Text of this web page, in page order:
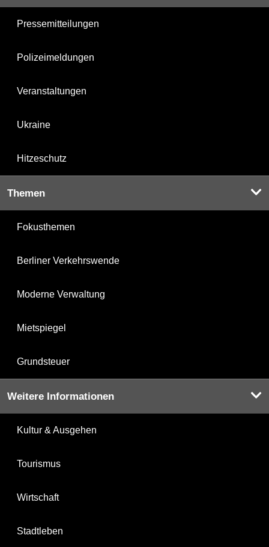
Pressemitteilungen
Polizeimeldungen
Veranstaltungen
Ukraine
Hitzeschutz
Themen
Fokusthemen
Berliner Verkehrswende
Moderne Verwaltung
Mietspiegel
Grundsteuer
Weitere Informationen
Kultur & Ausgehen
Tourismus
Wirtschaft
Stadtleben